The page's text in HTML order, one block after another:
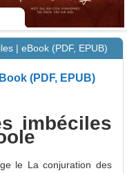
| eBook (PDF, EPUB)
(PDF, EPUB)
imbéciles
le La conjuration des